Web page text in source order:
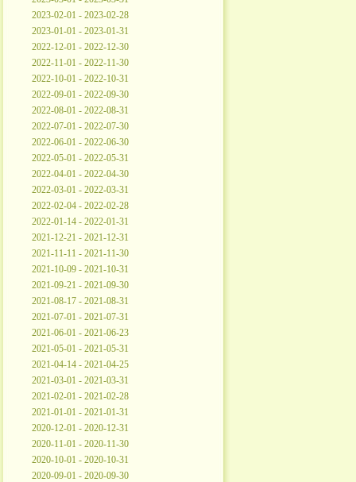
2023-02-01 - 2023-02-28
2023-01-01 - 2023-01-31
2022-12-01 - 2022-12-30
2022-11-01 - 2022-11-30
2022-10-01 - 2022-10-31
2022-09-01 - 2022-09-30
2022-08-01 - 2022-08-31
2022-07-01 - 2022-07-30
2022-06-01 - 2022-06-30
2022-05-01 - 2022-05-31
2022-04-01 - 2022-04-30
2022-03-01 - 2022-03-31
2022-02-04 - 2022-02-28
2022-01-14 - 2022-01-31
2021-12-21 - 2021-12-31
2021-11-11 - 2021-11-30
2021-10-09 - 2021-10-31
2021-09-21 - 2021-09-30
2021-08-17 - 2021-08-31
2021-07-01 - 2021-07-31
2021-06-01 - 2021-06-23
2021-05-01 - 2021-05-31
2021-04-14 - 2021-04-25
2021-03-01 - 2021-03-31
2021-02-01 - 2021-02-28
2021-01-01 - 2021-01-31
2020-12-01 - 2020-12-31
2020-11-01 - 2020-11-30
2020-10-01 - 2020-10-31
2020-09-01 - 2020-09-30